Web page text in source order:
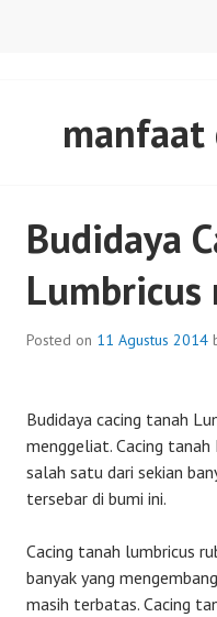
manfaat
Budidaya
Posted on 11 Agustus 2014
Budidaya cacing tanah
menggeliat. Cacing
salah satu dari sekian
tersebar di bumi ini.
Cacing tanah lumbricus
banyak yang
masih terbatas. Cacing